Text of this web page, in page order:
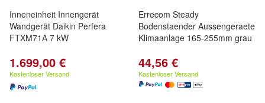
Inneneinheit Innengerät
Wandgerät Daikin Perfera
FTXM71A 7 kW
1.699,00 €
Kostenloser Versand
Errecom Steady
Bodenstaender Aussengeraete
Klimaanlage 165-255mm grau
44,56 €
Kostenloser Versand